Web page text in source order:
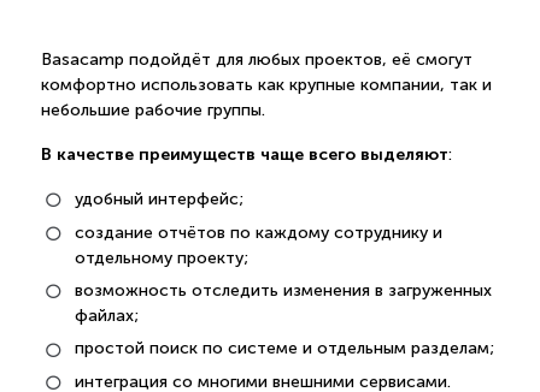
Basacamp подойдёт для любых проектов, её смогут
комфортно использовать как крупные компании, так и
небольшие рабочие группы.
В качестве преимуществ чаще всего выделяют:
удобный интерфейс;
создание отчётов по каждому сотруднику и
отдельному проекту;
возможность отследить изменения в загруженных
файлах;
простой поиск по системе и отдельным разделам;
интеграция со многими внешними сервисами.